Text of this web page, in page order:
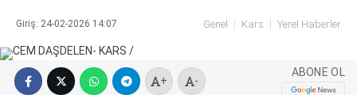
EKONOMI
POLITIKA
Giriş: 24-02-2026 14:07 Genel Kars Yerel Haberler
+ -
ABONE OL